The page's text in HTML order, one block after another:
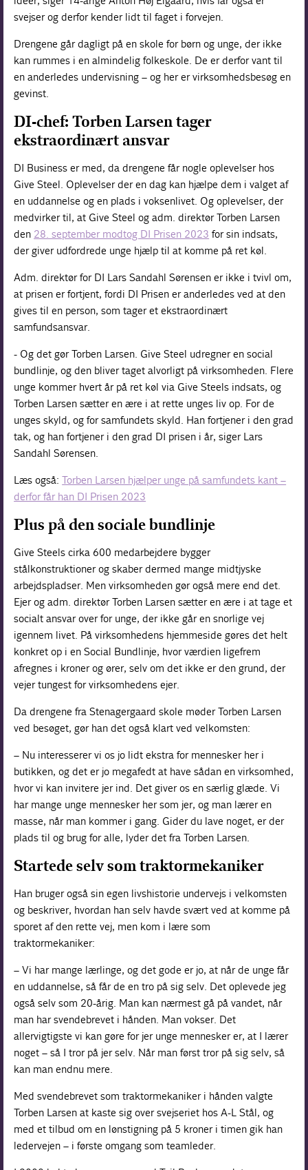
svejser og derfor kender lidt til faget i forvejen.
Drengene går dagligt på en skole for børn og unge, der ikke
kan rummes i en almindelig folkeskole. De er derfor vant til
en anderledes undervisning – og her er virksomhedsbesøg en
gevinst.
DI-chef: Torben Larsen tager
ekstraordinært ansvar
DI Business er med, da drengene får nogle oplevelser hos
Give Steel. Oplevelser der en dag kan hjælpe dem i valget af
en uddannelse og en plads i voksenlivet. Og oplevelser, der
medvirker til, at Give Steel og adm. direktør Torben Larsen
den 28. september modtog DI Prisen 2023 for sin indsats,
der giver udfordrede unge hjælp til at komme på ret køl.
Adm. direktør for DI Lars Sandahl Sørensen er ikke i tvivl om,
at prisen er fortjent, fordi DI Prisen er anderledes ved at den
gives til en person, som tager et ekstraordinært
samfundsansvar.
- Og det gør Torben Larsen. Give Steel udregner en social
bundlinje, og den bliver taget alvorligt på virksomheden. Flere
unge kommer hvert år på ret køl via Give Steels indsats, og
Torben Larsen sætter en ære i at rette unges liv op. For de
unges skyld, og for samfundets skyld. Han fortjener i den grad
tak, og han fortjener i den grad DI prisen i år, siger Lars
Sandahl Sørensen.
Læs også:Torben Larsen hjælper unge på samfundets kant –
derfor får han DI Prisen 2023
Plus på den sociale bundlinje
Give Steels cirka 600 medarbejdere bygger
stålkonstruktioner og skaber dermed mange midtjyske
arbejdspladser. Men virksomheden gør også mere end det.
Ejer og adm. direktør Torben Larsen sætter en ære i at tage et
socialt ansvar over for unge, der ikke går en snorlige vej
igennem livet. På virksomhedens hjemmeside gøres det helt
konkret op i en Social Bundlinje, hvor værdien ligefrem
afregnes i kroner og ører, selv om det ikke er den grund, der
vejer tungest for virksomhedens ejer.
Da drengene fra Stenagergaard skole møder Torben Larsen
ved besøget, gør han det også klart ved velkomsten:
– Nu interesserer vi os jo lidt ekstra for mennesker her i
butikken, og det er jo megafedt at have sådan en virksomhed,
hvor vi kan invitere jer ind. Det giver os en særlig glæde. Vi
har mange unge mennesker her som jer, og man lærer en
masse, når man kommer i gang. Gider du lave noget, er der
plads til og brug for alle, lyder det fra Torben Larsen.
Startede selv som traktormekaniker
Han bruger også sin egen livshistorie undervejs i velkomsten
og beskriver, hvordan han selv havde svært ved at komme på
sporet af den rette vej, men kom i lære som
traktormekaniker:
– Vi har mange lærlinge, og det gode er jo, at når de unge får
en uddannelse, så får de en tro på sig selv. Det oplevede jeg
også selv som 20-årig. Man kan nærmest gå på vandet, når
man har svendebrevet i hånden. Man vokser. Det
allervigtigste vi kan gøre for jer unge mennesker er, at I lærer
noget – så I tror på jer selv. Når man først tror på sig selv, så
kan man endnu mere.
Med svendebrevet som traktormekaniker i hånden valgte
Torben Larsen at kaste sig over svejseriet hos A-L Stål, og
med et tilbud om en lønstigning på 5 kroner i timen gik han
ledervejen – i første omgang som teamleder.